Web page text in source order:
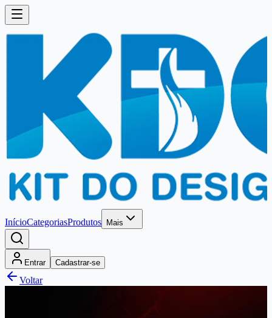
InícioCategoriasProdutos Mais
Entrar Cadastrar-se
Voltar